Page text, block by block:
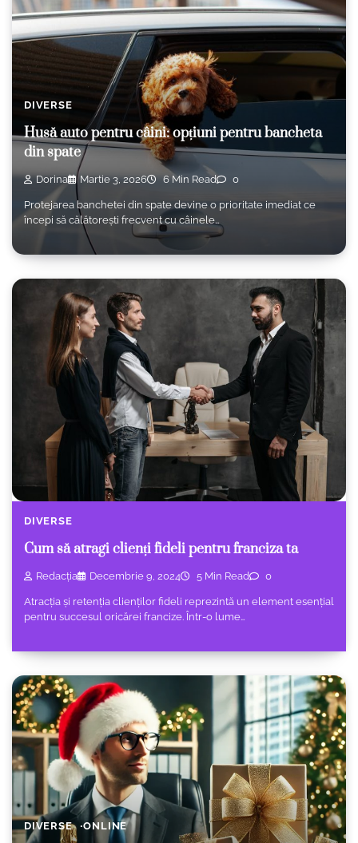
DIVERSE
Husă auto pentru câini: opțiuni pentru bancheta
din spate
Dorina Martie 3, 2026 6 Min Read 0
Protejarea banchetei din spate devine o prioritate imediat ce
începi să călătorești frecvent cu câinele…
DIVERSE
Cum să atragi clienți fideli pentru franciza ta
Redacția Decembrie 9, 2024 5 Min Read 0
Atracția și retenția clienților fideli reprezintă un element esențial
pentru succesul oricărei francize. Într-o lume…
DIVERSE ONLINE